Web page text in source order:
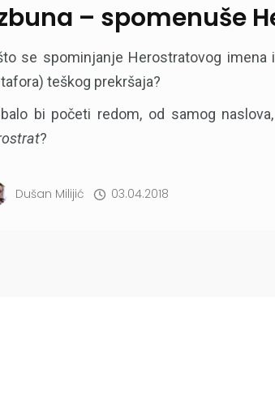
– spomenuše
se spominjanje Herostratovog
teškog prekršaja?
bi početi redom, od samog
?
Dušan Milijić 03.04.2018